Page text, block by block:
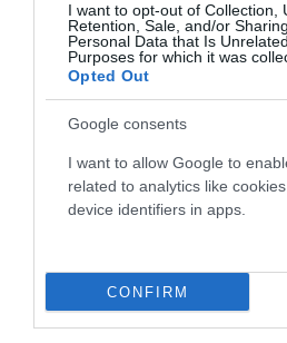
I want to opt-out of Collection,
Retention, Sale, and/or
Personal Data that Is
Purposes for which it was
Opted Out
Google consents
I want to allow Google to
related to analytics like
device identifiers in apps.
CONFIRM
BICICLETAS INFANTILES Y
BIKE: PARA EMPEZAR Y
bicicletas infantiles y junior
cada...